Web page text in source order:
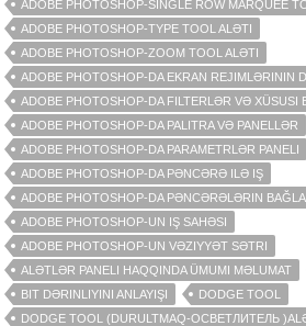
ADOBE PHOTOSHOP-SINGLE ROW MARQUEE
ADOBE PHOTOSHOP-TYPE TOOL ALƏTI
ADOBE PHOTOSHOP-ZOOM TOOL ALƏTI
ADOBE PHOTOSHOP-DA EKRAN REJIMLƏRININ
ADOBE PHOTOSHOP-DA FILTERLƏR VƏ XÜSUSI
ADOBE PHOTOSHOP-DA PALITRA VƏ PANELLƏR
ADOBE PHOTOSHOP-DA PARAMETRLƏR PANELI
ADOBE PHOTOSHOP-DA PƏNCƏRƏ ILƏ IŞ
ADOBE PHOTOSHOP-DA PƏNCƏRƏLƏRIN
ADOBE PHOTOSHOP-UN IŞ SAHƏSI
ADOBE PHOTOSHOP-UN VƏZIYYƏT SƏTRI
ALƏTLƏR PANELI HAQQINDA ÜMUMI MƏLUMAT
BIT DƏRINLIYINI ANLAYIŞI
DODGE TOOL
DODGE TOOL (DURULTMAQ-ОСВЕТЛИТЕЛЬ